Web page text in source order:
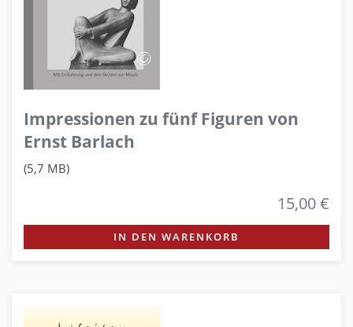
Impressionen zu fünf Figuren von
Ernst Barlach
(5,7 MB)
15,00 €
IN DEN WARENKORB